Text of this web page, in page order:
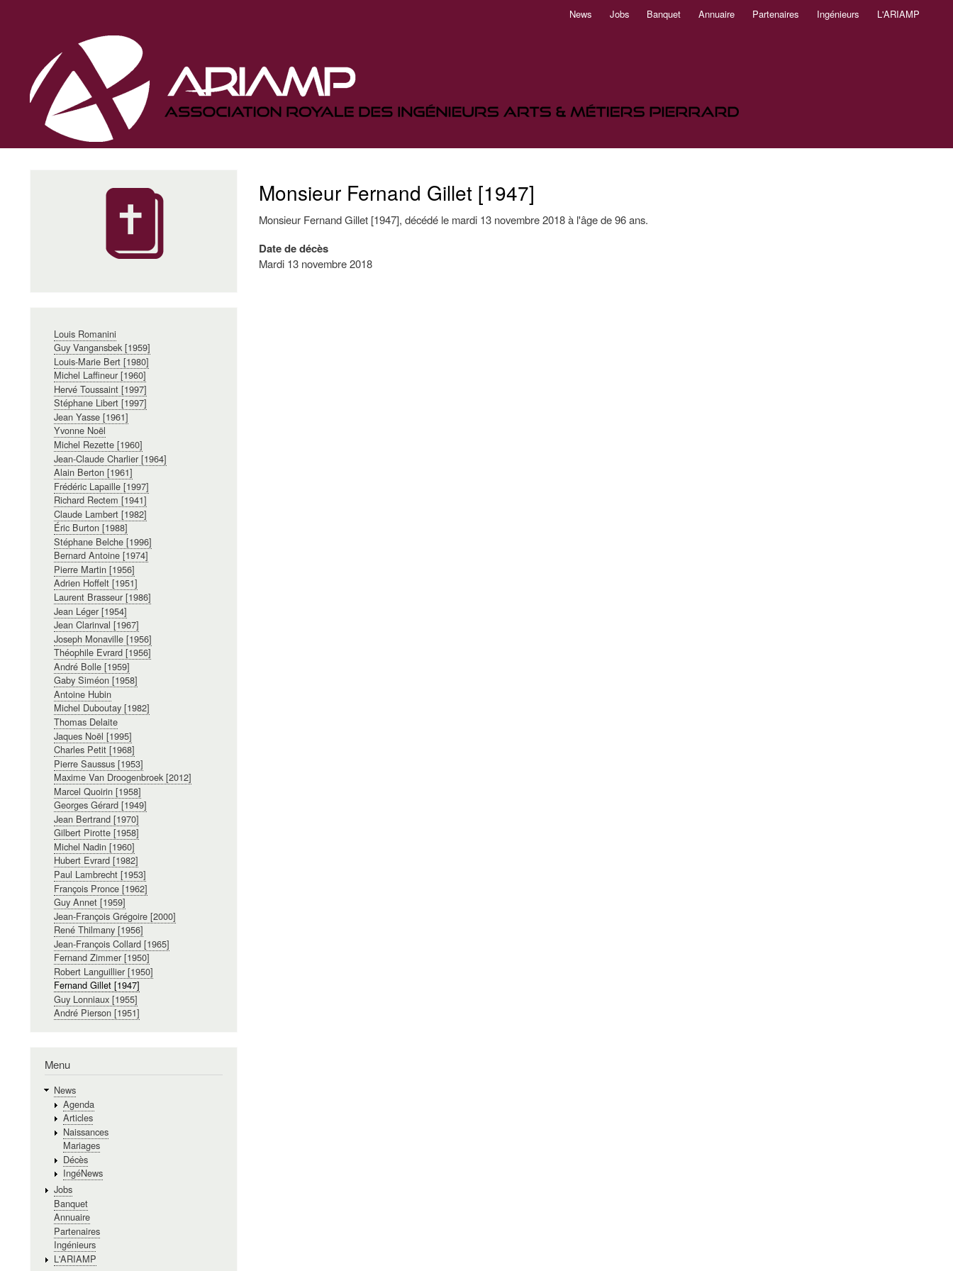
News Jobs Banquet Annuaire Partenaires Ingénieurs L'ARIAMP
Monsieur Fernand Gillet [1947]
Monsieur Fernand Gillet [1947], décédé le mardi 13 novembre 2018 à l'âge de 96 ans.
Date de décès
Mardi 13 novembre 2018
principale
Louis Romanini
Guy Vangansbek [1959]
Louis-Marie Bert [1980]
Michel Laffineur [1960]
Hervé Toussaint [1997]
Stéphane Libert [1997]
Jean Yasse [1961]
Yvonne Noël
Michel Rezette [1960]
Jean-Claude Charlier [1964]
Alain Berton [1961]
Frédéric Lapaille [1997]
Richard Rectem [1941]
Claude Lambert [1982]
Éric Burton [1988]
Stéphane Belche [1996]
Bernard Antoine [1974]
Pierre Martin [1956]
Adrien Hoffelt [1951]
Laurent Brasseur [1986]
Jean Léger [1954]
Jean Clarinval [1967]
Joseph Monaville [1956]
Théophile Evrard [1956]
André Bolle [1959]
Gaby Siméon [1958]
Antoine Hubin
Michel Duboutay [1982]
Thomas Delaite
Jaques Noël [1995]
Charles Petit [1968]
Pierre Saussus [1953]
Maxime Van Droogenbroek [2012]
Marcel Quoirin [1958]
Georges Gérard [1949]
Jean Bertrand [1970]
Gilbert Pirotte [1958]
Michel Nadin [1960]
Hubert Evrard [1982]
Paul Lambrecht [1953]
François Pronce [1962]
Guy Annet [1959]
Jean-François Grégoire [2000]
René Thilmany [1956]
Jean-François Collard [1965]
Fernand Zimmer [1950]
Robert Languillier [1950]
Fernand Gillet [1947]
Guy Lonniaux [1955]
André Pierson [1951]
Menu
News
Agenda
Articles
Naissances
Mariages
Décès
IngéNews
Jobs
Banquet
Annuaire
Partenaires
Ingénieurs
L'ARIAMP